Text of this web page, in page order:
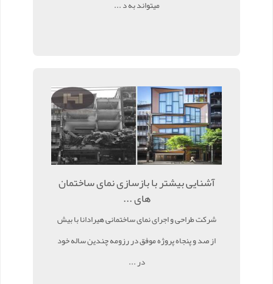
میتواند به د ...
آشنایی بیشتر با بازسازی نمای ساختمان
های ...
شرکت طراحی و اجرای نمای ساختمانی هیرادانا با بیش
از صد و پنجاه پروژه موفق در رزومه چندین ساله خود
در ...